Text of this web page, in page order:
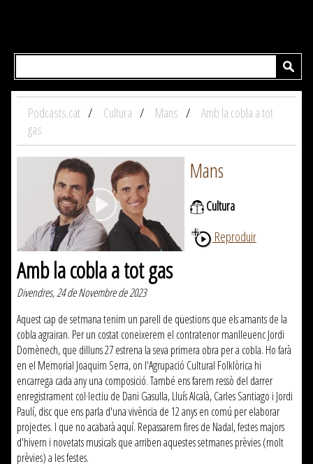
Podcasts.cat Cultura Mans
Amb la cobla a tot
gas
Mans
Cultura
Reproduir
Amb la cobla a tot gas
Divendres, 24 de Novembre de 2023
Aquest cap de setmana tenim un parell de qüestions que els amants de la
cobla agrairan. Per un costat coneixerem el contratenor manlleuenc Jordi
Domènech, que dilluns 27 estrena la seva primera obra per a cobla. Ho farà
en el Memorial Joaquim Serra, on l'Agrupació Cultural Folklòrica hi
encarrega cada any una composició. També ens farem ressò del darrer
enregistrament col·lectiu de Dani Gasulla, Lluís Alcalà, Carles Santiago i Jordi
Paulí, disc que ens parla d'una vivència de 12 anys en comú per elaborar
projectes. I que no acabarà aquí. Repassarem fires de Nadal, festes majors
d'hivern i novetats musicals que arriben aquestes setmanes prèvies (molt
prèvies) a les festes.